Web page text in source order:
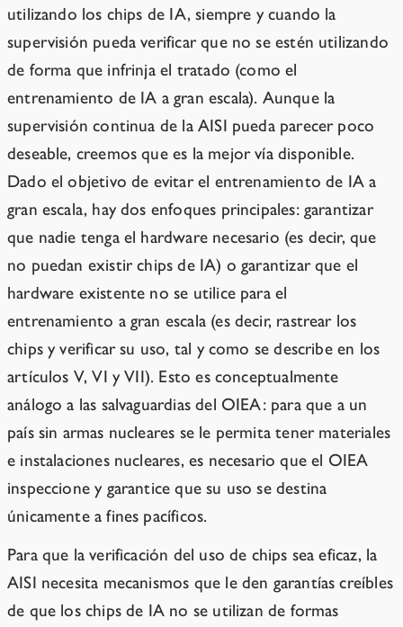
utilizando los chips de IA, siempre y cuando la
supervisión pueda verificar que no se estén utilizando
de forma que infrinja el tratado (como el
entrenamiento de IA a gran escala). Aunque la
supervisión continua de la AISI pueda parecer poco
deseable, creemos que es la mejor vía disponible.
Dado el objetivo de evitar el entrenamiento de IA a
gran escala, hay dos enfoques principales: garantizar
que nadie tenga el hardware necesario (es decir, que
no puedan existir chips de IA) o garantizar que el
hardware existente no se utilice para el
entrenamiento a gran escala (es decir, rastrear los
chips y verificar su uso, tal y como se describe en los
artículos V, VI y VII). Esto es conceptualmente
análogo a las salvaguardias del OIEA: para que a un
país sin armas nucleares se le permita tener materiales
e instalaciones nucleares, es necesario que el OIEA
inspeccione y garantice que su uso se destina
únicamente a fines pacíficos.
Para que la verificación del uso de chips sea eficaz, la
AISI necesita mecanismos que le den garantías creíbles
de que los chips de IA no se utilizan de formas